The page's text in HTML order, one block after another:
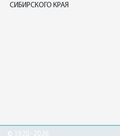
СИБИРСКОГО КРАЯ
© 1920–2026